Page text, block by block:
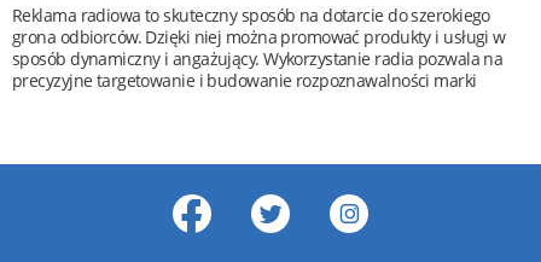
Reklama radiowa to skuteczny sposób na dotarcie do szerokiego
grona odbiorców. Dzięki niej można promować produkty i usługi w
sposób dynamiczny i angażujący. Wykorzystanie radia pozwala na
precyzyjne targetowanie i budowanie rozpoznawalności marki